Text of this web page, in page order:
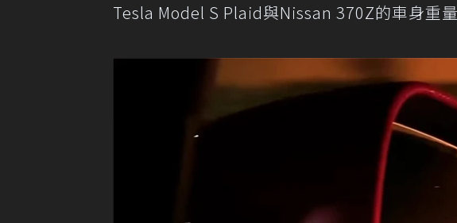
Tesla Model S Plaid與Nissan 370Z的車身重